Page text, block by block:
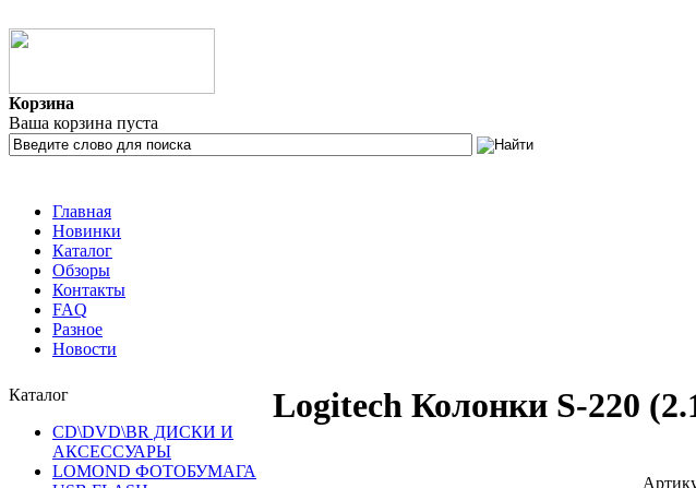
Корзина
Ваша корзина пуста
Главная
Новинки
Каталог
Обзоры
Контакты
FAQ
Разное
Новости
Каталог
CD\DVD\BR ДИСКИ И
АКСЕССУАРЫ
LOMOND ФОТОБУМАГА
Logitech Колонки S-220